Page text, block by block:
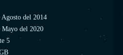
Agosto del 2014
Mayo del 2020
5